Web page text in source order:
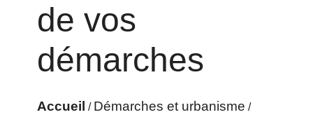
de vos
démarches
Accueil / Démarches et urbanisme /